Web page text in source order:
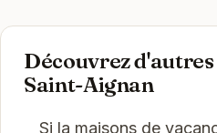
Découvrez
Saint-Aignan
Si la maisons de